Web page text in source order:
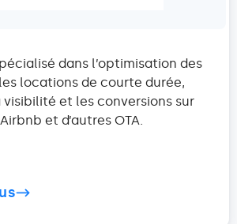
dans l’optimisation des
locations de courte durée,
et les conversions sur
et d’autres OTA.